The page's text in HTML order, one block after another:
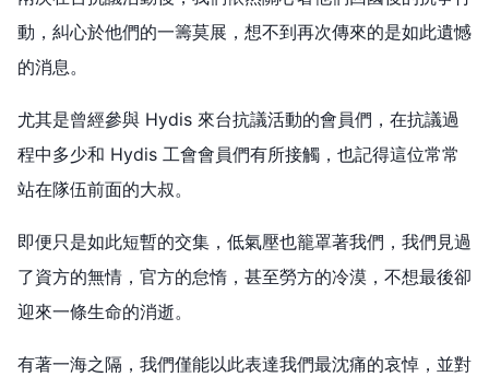
動，糾心於他們的一籌莫展，想不到再次傳來的是如此遺憾
的消息。
尤其是曾經參與 Hydis 來台抗議活動的會員們，在抗議過
程中多少和 Hydis 工會會員們有所接觸，也記得這位常常
站在隊伍前面的大叔。
即便只是如此短暫的交集，低氣壓也籠罩著我們，我們見過
了資方的無情，官方的怠惰，甚至勞方的冷漠，不想最後卻
迎來一條生命的消逝。
有著一海之隔，我們僅能以此表達我們最沈痛的哀悼，並對